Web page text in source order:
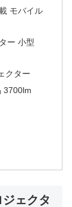
モバイル
ー 小型
クター
3700lm
ジェクタ